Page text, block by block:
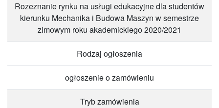
Rozeznanie rynku na usługi edukacyjne dla studentów
kierunku Mechanika i Budowa Maszyn w semestrze
zimowym roku akademickiego 2020/2021
Rodzaj ogłoszenia
ogłoszenie o zamówieniu
Tryb zamówienia